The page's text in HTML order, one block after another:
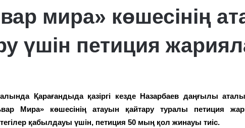
мира» көшесінің
үшін петиция
Қарағандыда қазіргі кезде Назарбаев даңғылы
Мира» көшесінің атауын қайтару туралы петиция
қабылдауы үшін, петиция 50 мың қол жинауы тиіс.